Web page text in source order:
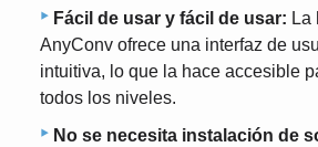
Fácil de usar y fácil de usar: La
AnyConv ofrece una interfaz de
intuitiva, lo que la hace accesible
todos los niveles.
No se necesita instalación de